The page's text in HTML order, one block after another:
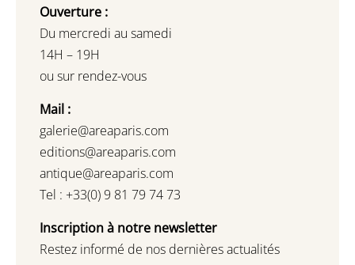
Ouverture :
Du mercredi au samedi
14H – 19H
ou sur rendez-vous
Mail :
galerie@areaparis.com
editions@areaparis.com
antique@areaparis.com
Tel : +33(0) 9 81 79 74 73
Inscription à notre newsletter
Restez informé de nos dernières actualités